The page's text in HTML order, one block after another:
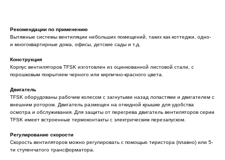
Рекомендации по применению
Вытяжные системы вентиляции небольших помещений, таких как коттеджи, одно-
и многоквартирные дома, офисы, детские сады и т.д.
Конструкция
Корпус вентиляторов TFSK изготовлен из оцинкованной листовой стали, с
порошковым покрытием черного или кирпично-красного цвета.
Двигатель
TFSK оборудованы рабочим колесом с загнутыми назад лопастями и двигателем с
внешним ротором. Двигатель размещен на откидной крышке для удобства
осмотра и обслуживания. Для защиты от перегрева двигатель вентиляторов серии
TFSK имеет встроенные термоконтакты с электрическим перезапуском.
Регулирование скорости
Скорость вентиляторов можно регулировать с помощью тиристора (плавно) или 5-
ти ступенчатого трансформатора.